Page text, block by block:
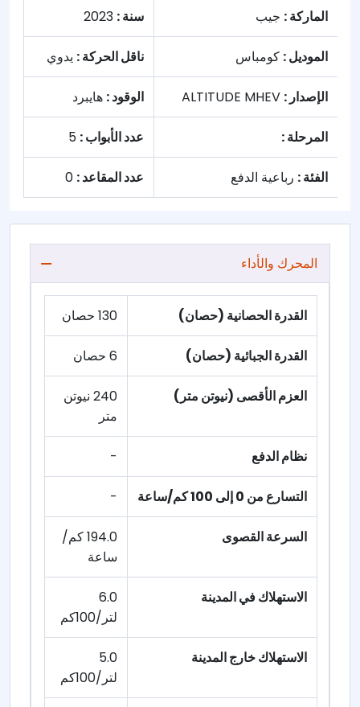
الماركة : جيب سنة :
الموديل : كومباس ناقل الحركة : يدوي
الإصدار : الوقود : هايبرد
المرحلة : عدد الأبواب :
الفئة : رباعية الدفع عدد المقاعد :
المحرك والأداء
القدرة الحصانية (حصان) 130 حصان
القدرة الجبائية (حصان) 6 حصان
العزم الأقصى (نيوتن متر)
240 نيوتن
متر
نظام الدفع -
التسارع من 0 إلى 100 كم/ساعة -
السرعة القصوى
194.0 كم/
ساعة
الاستهلاك في المدينة
6.0
لتر/100كم
الاستهلاك خارج المدينة
5.0
لتر/100كم